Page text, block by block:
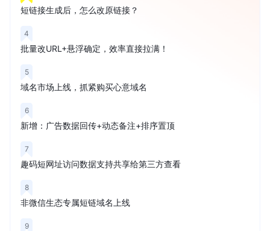
短链接生成后，怎么改原链接？
4
批量改URL+悬浮确定，效率直接拉满！
5
域名市场上线，抓紧购买心意域名
6
新增：广告数据回传+动态备注+排序置顶
7
趣码短网址访问数据支持共享给第三方查看
8
非微信生态专属短链域名上线
9